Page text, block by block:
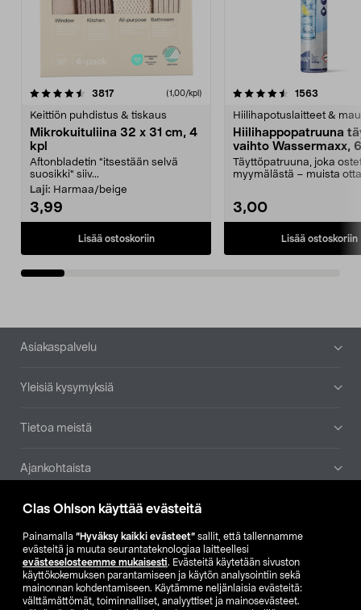
Clas Ohlson käyttää evästeitä
Painamalla ”Hyväksy kaikki evästeet” sallit, että tallennamme
evästeitä ja muuta seurantateknologiaa laitteellesi
evästeselosteemme mukaisesti. Evästeitä käytetään sivuston
käyttökokemuksen parantamiseen ja käytön analysointiin sekä
mainonnan kohdentamiseen. Käytämme neljänlaisia evästeitä:
välttämättömät, toiminnalliset, analyyttiset ja mainosevästeet.
3817arvostelut (1,00/kpl)
Keittiön puhdistus & tiskaus
Mikrokuituliina 32 x 31 cm, 4
kpl
Aftonbladetin "itsestään selvä
suosikki" siiv...
Laji: Harmaa/beige
3,99
Lisää ostoskoriin
4.5viidestä
1563
Hiilihapotuslaitteet &
Hiilihappopatruuna
vaihto Wassermaxx,
Täyttöpatruuna, joka
myymälästä – muista
3,00
Lisää ostoskoriin
4.5viidestä
Alatunniste
Asiakaspalvelu
Yleisiä kysymyksiä
Tietoa meistä
Ajankohtaista
Muut yrityksemme
Etsi myymälä
SE NO FI